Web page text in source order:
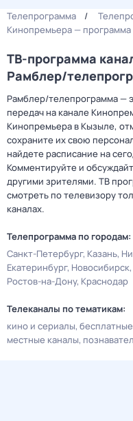
Телепрограмма
Кинопремьера —
ТВ-программа
Рамблер/
Рамблер/телепрограмма —
передач на канале
Кинопремьера в Кызыле,
сохраните их свою
найдете расписание на
Комментируйте и
другими зрителями. ТВ
смотреть по телевизору
каналах.
Телепрограмма по городам:
Санкт-Петербург Казань
Екатеринбург Новосибирск
Ростов-на-Дону Краснодар
Телеканалы по тематикам:
кино и сериалы
местные каналы